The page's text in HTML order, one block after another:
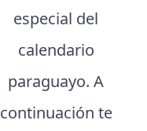
especial del
calendario
paraguayo. A
continuación te